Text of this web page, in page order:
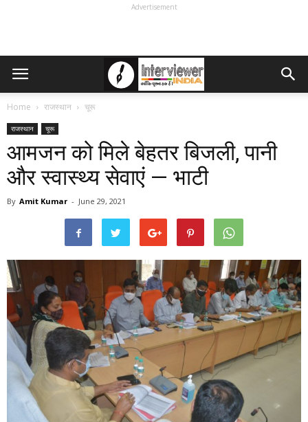
Advertisement
Home राजस्थान चूरू
राजस्थान चूरू
आमजन को मिले बेहतर बिजली, पानी
और स्वास्थ्य सेवाएं — भाटी
By Amit Kumar - June 29, 2021